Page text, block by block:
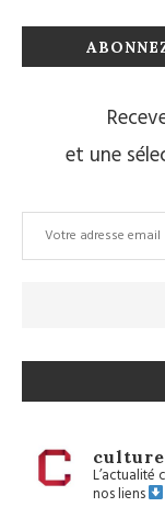
et une
L’actualité
nos liens